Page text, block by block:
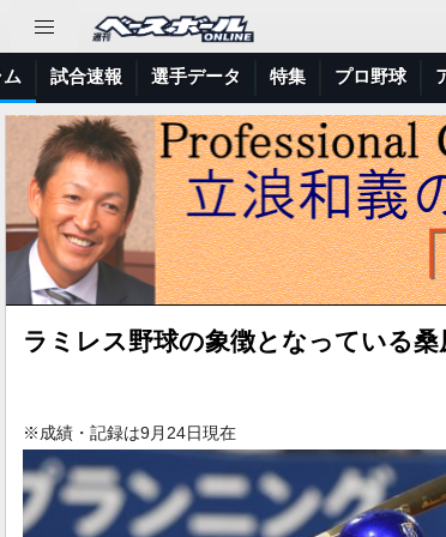
試合速報 選手データ 特集 プロ野球
ラミレス野球の象徴となっている桑
※成績・記録は9月24日現在